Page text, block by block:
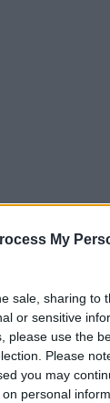
My
sale, sharing to
or sensitive
please use the
Please
you may
personal